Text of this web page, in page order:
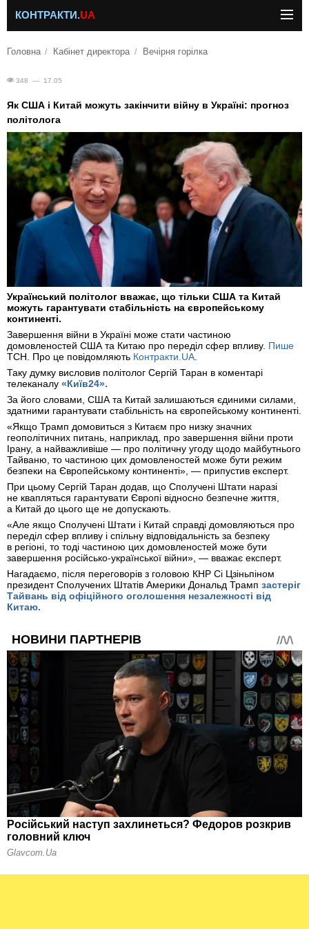
КОНТРАКТИ.UA
Головна Кабінет директора Вечірня горілка
348 — 17.05
Як США і Китай можуть закінчити війну в Україні: прогноз
політолога
Український політолог вважає, що тільки США та Китай
можуть гарантувати стабільність на європейському
континенті.
Завершення війни в Україні може стати частиною
домовленостей США та Китаю про переділ сфер впливу. Пише
ТСН. Про це повідомляють Контракти.UA.
Таку думку висловив політолог Сергій Таран в коментарі
телеканалу «Київ24».
За його словами, США та Китай залишаються єдиними силами,
здатними гарантувати стабільність на європейському континенті.
«Якщо Трамп домовиться з Китаєм про низку значних
геополітичних питань, наприклад, про завершення війни проти
Ірану, а найважливіше — про політичну угоду щодо майбутнього
Тайваню, то частиною цих домовленостей може бути режим
безпеки на Європейському континенті», — припустив експерт.
При цьому Сергій Таран додав, що Сполучені Штати наразі
не квапляться гарантувати Європі відносно безпечне життя,
а Китай до цього ще не допускають.
«Але якщо Сполучені Штати і Китай справді домовляються про
переділ сфер впливу і спільну відповідальність за безпеку
в регіоні, то тоді частиною цих домовленостей може бути
завершення російсько-української війни», — вважає експерт.
Нагадаємо, після переговорів з головою КНР Сі Цзіньпіном
президент Сполучених Штатів Америки Дональд Трамп застеріг
Тайвань від офіційного оголошення незалежності від
Китаю.